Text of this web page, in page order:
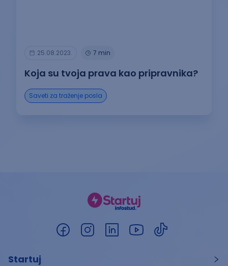
25.08.2023. 7 min
Koja su tvoja prava kao pripravnika?
Saveti za traženje posla
Startuj